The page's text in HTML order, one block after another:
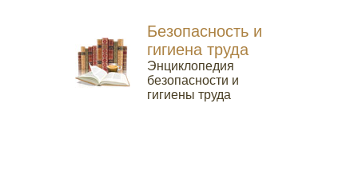
Безопасность и
гигиена труда
Энциклопедия
безопасности и
гигиены труда